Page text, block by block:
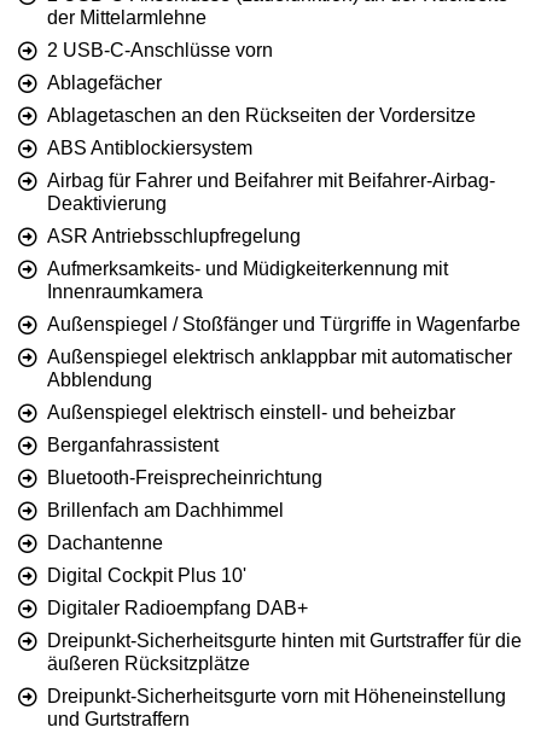
der Mittelarmlehne
2 USB-C-Anschlüsse vorn
Ablagefächer
Ablagetaschen an den Rückseiten der Vordersitze
ABS Antiblockiersystem
Airbag für Fahrer und Beifahrer mit Beifahrer-Airbag-
Deaktivierung
ASR Antriebsschlupfregelung
Aufmerksamkeits- und Müdigkeiterkennung mit
Innenraumkamera
Außenspiegel / Stoßfänger und Türgriffe in Wagenfarbe
Außenspiegel elektrisch anklappbar mit automatischer
Abblendung
Außenspiegel elektrisch einstell- und beheizbar
Berganfahrassistent
Bluetooth-Freisprecheinrichtung
Brillenfach am Dachhimmel
Dachantenne
Digital Cockpit Plus 10'
Digitaler Radioempfang DAB+
Dreipunkt-Sicherheitsgurte hinten mit Gurtstraffer für die
äußeren Rücksitzplätze
Dreipunkt-Sicherheitsgurte vorn mit Höheneinstellung
und Gurtstraffern